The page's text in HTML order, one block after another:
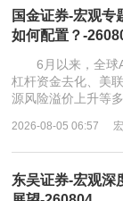
国金证券-宏观专
如何配置？-
6月以来，全球AI
杠杆资金去化、美
源风险溢价上升
2026-08-05 06:57
东吴证券-宏观深